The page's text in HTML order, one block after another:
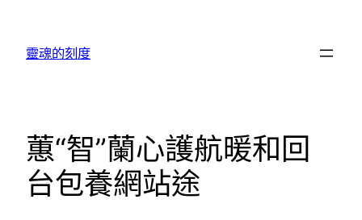
靈魂的刻度
蕙“智”蘭心護航暖和回
台包養網站途